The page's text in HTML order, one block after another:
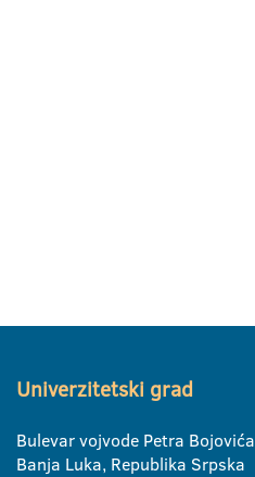
Univerzitetski grad
Bulevar vojvode Petra Bojovića
Banja Luka, Republika Srpska